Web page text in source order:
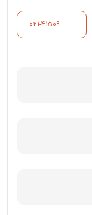
021-41509